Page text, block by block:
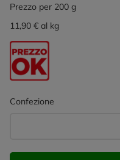
Prezzo per 200 g
11,90 € al kg
Confezione